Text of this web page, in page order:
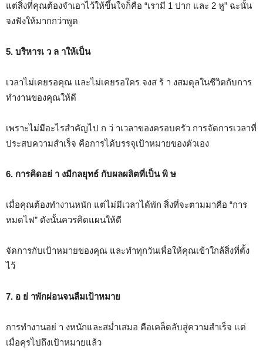
แต่สิ่งที่คุณต้องจำเอาไว้ให้ขึ้นใจก็คือ “เรามี 1 ปาก และ 2 หู” ฉะนั้น
จงฟังให้มากกว่าพูด
5. บริหารเ ว ล าให้เป็น
เวลาไม่เคยรอคุณ และไม่เคยรอใคร จงส ร้ า งสมดุลในชีวิตกับการ
ทำงานของคุณให้ดี
เพราะไม่มีอะไรสำคัญไป ก ว่ าเวลาของครอบครัว การจัดการเวลาที่
ประสบความสำเร็จ คือการได้บรรจุเป้าหมายของตัวเอง
6. การคิดอย่ า งมีกลยุทธ์ กับผลผลิตที่เป็น พิ ษ
เมื่อคุณต้องทำงานหนัก แต่ไม่มีเวลาได้พัก สิ่งที่จะตามมาคือ “การ
หมดไฟ” ดังนั้นควรคิดแผนให้ดี
จัดการกับเป้าหมายของคุณ และทำทุกวันเพื่อให้คุณเข้าใกล้สิ่งที่ตั้ง
ไว้
7. อ ย่ าพักผ่อนจนลืมเป้าหมาย
การทำงานอย่ า งหนักและสม่ำเสมอ คือเคล็ดลับสู่ความสำเร็จ แต่
เมื่อคุรไปถึงเป้าหมายแล้ว